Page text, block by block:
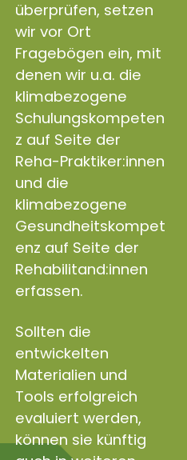
überprüfen, setzen
wir vor Ort
Fragebögen ein, mit
denen wir u.a. die
klimabezogene
Schulungskompeten
z auf Seite der
Reha-Praktiker:innen
und die
klimabezogene
Gesundheitskompet
enz auf Seite der
Rehabilitand:innen
erfassen.
Sollten die
entwickelten
Materialien und
Tools erfolgreich
evaluiert werden,
können sie künftig